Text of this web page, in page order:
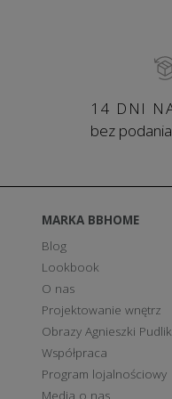
domowego
wzornictwo znajduje
14 DNI
bez
MARKA BBHOME
Blog
Lookbook
O nas
Projektowanie wnętrz
Obrazy Agnieszki Pudlik
Współpraca
Program lojalnościowy
Media o nas